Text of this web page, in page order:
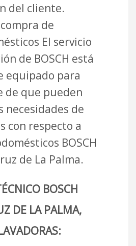
del cliente.
de
El servicio
de BOSCH está
equipado para
de que pueden
necesidades de
con respecto a
BOSCH
de La Palma.
BOSCH
DE LA PALMA,